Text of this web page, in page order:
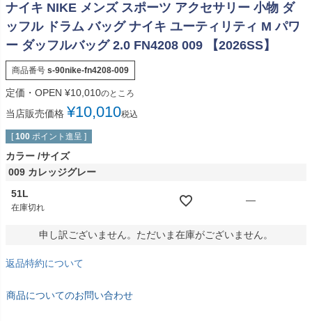
ナイキ NIKE メンズ スポーツ アクセサリー 小物 ダ
ッフル ドラム バッグ ナイキ ユーティリティ M パワ
ー ダッフルバッグ 2.0 FN4208 009 【2026SS】
商品番号 s-90nike-fn4208-009
定価・OPEN ¥10,010のところ
当店販売価格 ¥10,010税込
[ 100 ポイント進呈 ]
カラー サイズ
009 カレッジグレー
51L
在庫切れ
—
申し訳ございません。ただいま在庫がございません。
返品特約について
商品についてのお問い合わせ